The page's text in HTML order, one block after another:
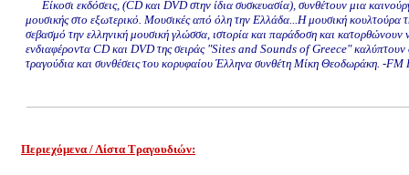
Είκοσι εκδόσεις, (CD και DVD στην ίδια συσκευασία), συνθέτουν μια
μουσικής στο εξωτερικό. Μουσικές από όλη την Ελλάδα...Η μουσική κουλτούρα
σεβασμό την ελληνική μουσική γλώσσα, ιστορία και παράδοση και
ενδιαφέροντα CD και DVD της σειράς "Sites and Sounds of Greece" καλύπτουν
τραγούδια και συνθέσεις του κορυφαίου Έλληνα συνθέτη Μίκη Θεοδωράκη. -FM
Περιεχόμενα / Λίστα Τραγουδιών: